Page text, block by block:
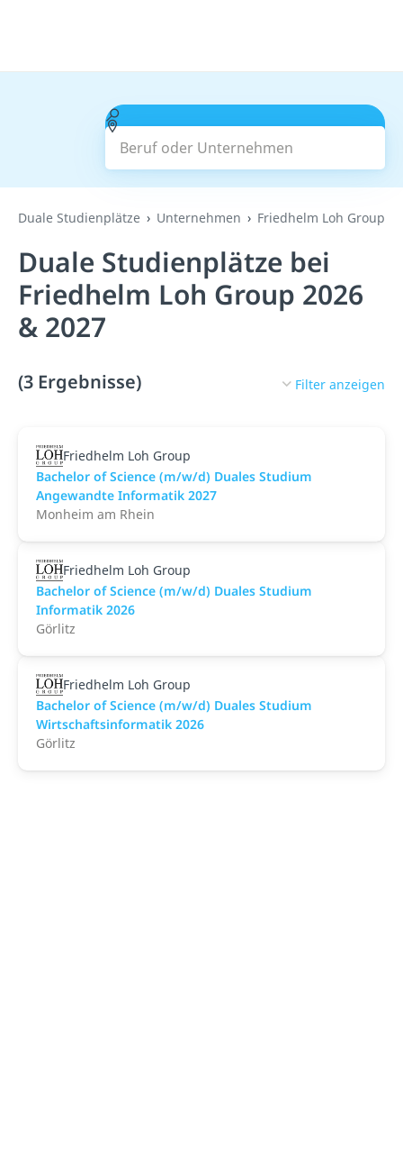
Beruf oder Unternehmen
Suchen
Duale Studienplätze Unternehmen Friedhelm Loh Group
Duale Studienplätze bei
Friedhelm Loh Group 2026
& 2027
(3 Ergebnisse) Filter anzeigen
Friedhelm Loh Group
Bachelor of Science (m/w/d) Duales Studium
Angewandte Informatik 2027
Monheim am Rhein
Friedhelm Loh Group
Bachelor of Science (m/w/d) Duales Studium
Informatik 2026
Görlitz
Friedhelm Loh Group
Bachelor of Science (m/w/d) Duales Studium
Wirtschaftsinformatik 2026
Görlitz